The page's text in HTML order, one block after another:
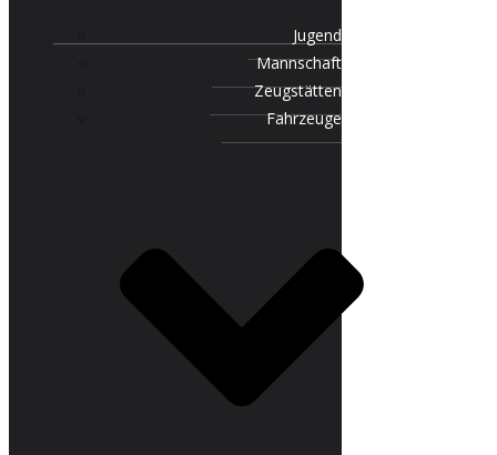
Jugend
Mannschaft
Zeugstätten
Fahrzeuge